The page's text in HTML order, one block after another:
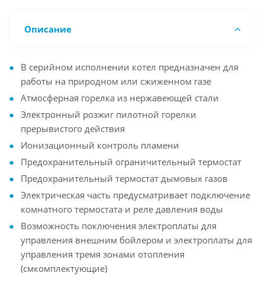
Описание
В серийном исполнении котел предназначен для
работы на природном или сжиженном газе
Атмосферная горелка из нержавеющей стали
Электронный розжиг пилотной горелки
прерывистого действия
Ионизационный контроль пламени
Предохранительный ограничительный термостат
Предохранительный термостат дымовых газов
Электрическая часть предусматривает подключение
комнатного термостата и реле давления воды
Возможность поключения электроплаты для
управления внешним бойлером и электроплаты для
управления тремя зонами отопления
(смкомплектующие)